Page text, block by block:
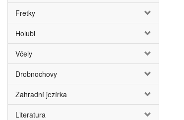
Fretky
Holubi
Včely
Drobnochovy
Zahradní jezírka
Literatura